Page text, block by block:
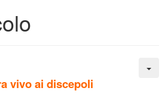
vivo ai discepoli